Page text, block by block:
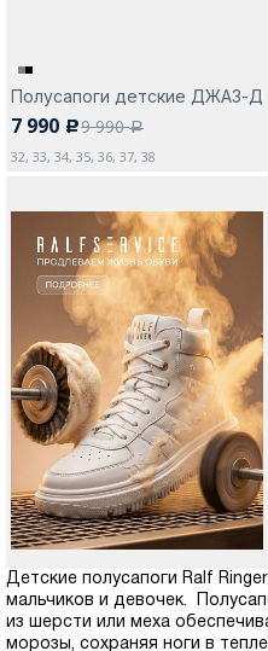
Полусапоги детские ДЖАЗ-Д
7 990 c9 990a
32, 33, 34, 35, 36, 37, 38
Детские полусапоги Ralf
мальчиков и девочек.
из шерсти или меха
морозы, сохраняя ноги в